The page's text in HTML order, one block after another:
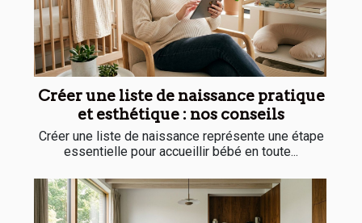
Créer une liste de naissance pratique
et esthétique : nos conseils
Créer une liste de naissance représente une étape
essentielle pour accueillir bébé en toute...